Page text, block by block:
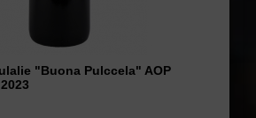
"Buona Pulccela" AOP